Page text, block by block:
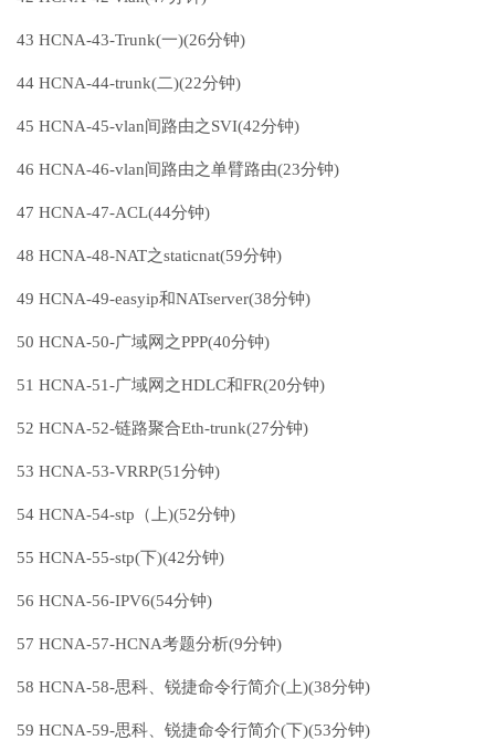
43 HCNA-43-Trunk(一)(26分钟)
44 HCNA-44-trunk(二)(22分钟)
45 HCNA-45-vlan间路由之SVI(42分钟)
46 HCNA-46-vlan间路由之单臂路由(23分钟)
47 HCNA-47-ACL(44分钟)
48 HCNA-48-NAT之staticnat(59分钟)
49 HCNA-49-easyip和NATserver(38分钟)
50 HCNA-50-广域网之PPP(40分钟)
51 HCNA-51-广域网之HDLC和FR(20分钟)
52 HCNA-52-链路聚合Eth-trunk(27分钟)
53 HCNA-53-VRRP(51分钟)
54 HCNA-54-stp（上)(52分钟)
55 HCNA-55-stp(下)(42分钟)
56 HCNA-56-IPV6(54分钟)
57 HCNA-57-HCNA考题分析(9分钟)
58 HCNA-58-思科、锐捷命令行简介(上)(38分钟)
59 HCNA-59-思科、锐捷命令行简介(下)(53分钟)